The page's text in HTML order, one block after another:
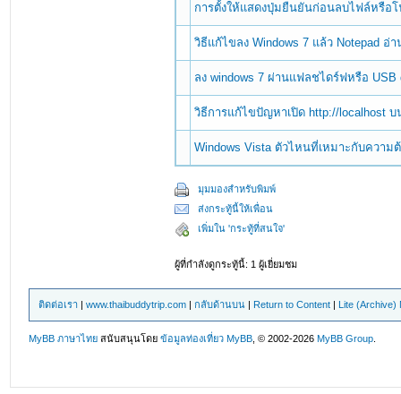
การตั้งให้แสดงปุ่มยืนยันก่อนลบไฟล์หรือโ
วิธีแก้ไขลง Windows 7 แล้ว Notepad อ่
ลง windows 7 ผ่านแฟลชไดร์ฟหรือ USB
วิธีการแก้ไขปัญหาเปิด http://localhost บ
Windows Vista ตัวไหนที่เหมาะกับความ
มุมมองสำหรับพิมพ์
ส่งกระทู้นี้ให้เพื่อน
เพิ่มใน 'กระทู้ที่สนใจ'
ผู้ที่กำลังดูกระทู้นี้: 1 ผู้เยี่ยมชม
ติดต่อเรา |www.thaibuddytrip.com |กลับด้านบน | Return to Content | Lite (Archive)
MyBB ภาษาไทย สนับสนุนโดยข้อมูลท่องเที่ยว MyBB , © 2002-2026MyBB Group